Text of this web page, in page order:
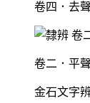
卷四．去
卷二．平
金石文字